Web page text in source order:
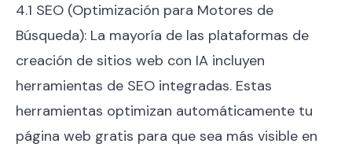
4.1 SEO (Optimización para Motores de
Búsqueda): La mayoría de las plataformas de
creación de sitios web con IA incluyen
herramientas de SEO integradas. Estas
herramientas optimizan automáticamente tu
página web gratis para que sea más visible en